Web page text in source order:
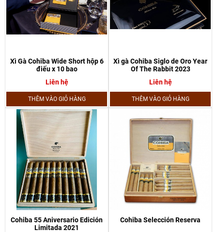
Xì Gà Cohiba Wide Short hộp 6
điếu x 10 bao
Liên hệ
THÊM VÀO GIỎ HÀNG
Xì gà Cohiba Siglo de Oro Year
Of The Rabbit 2023
Liên hệ
THÊM VÀO GIỎ HÀNG
Cohiba 55 Aniversario Edición
Limitada 2021
Cohiba Selección Reserva